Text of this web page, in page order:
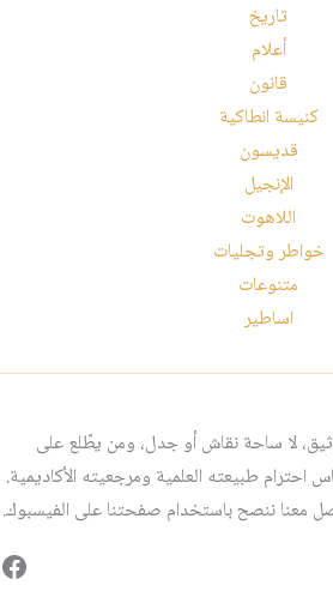
تاريخ
أعلام
قانون
كنيسة انطاكية
قديسون
الإنجيل
اللاهوت
خواطر وتجليات
متنوعات
اساطير
لا ساحة نقاش أو جدل، ومن يطّلع على
احترام طبيعته العلمية ومرجعيته الأكاديمية.
معنا ننصح باستخدام صفحتنا على الفيسبوك.